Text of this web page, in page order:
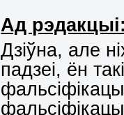
Ад
Дзіўна, але
падзеі, ён